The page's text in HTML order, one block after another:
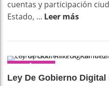
cuentas y participación
Estado, ... Leer más
Ley De Gobierno